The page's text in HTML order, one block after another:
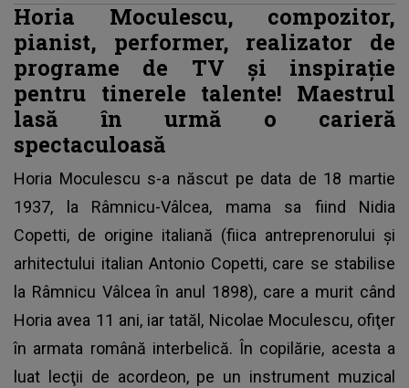
Horia Moculescu, compozitor,
pianist, performer, realizator de
programe de TV și inspirație
pentru tinerele talente! Maestrul
lasă în urmă o carieră
spectaculoasă
Horia Moculescu s-a născut pe data de 18 martie
1937, la Râmnicu-Vâlcea, mama sa fiind Nidia
Copetti, de origine italiană (fiica antreprenorului şi
arhitectului italian Antonio Copetti, care se stabilise
la Râmnicu Vâlcea în anul 1898), care a murit când
Horia avea 11 ani, iar tatăl, Nicolae Moculescu, ofiţer
în armata română interbelică. În copilărie, acesta a
luat lecţii de acordeon, pe un instrument muzical